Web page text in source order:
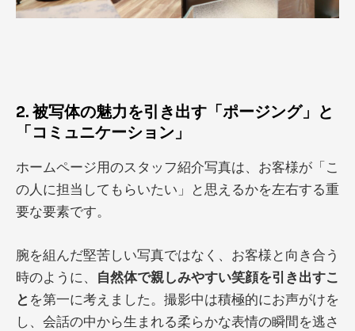
2. 被写体の魅力を引き出す「ポージング」と
「コミュニケーション」
ホームページ用のスタッフ紹介写真は、お客様が「こ
の人に担当してもらいたい」と思えるかを左右する重
要な要素です。
腕を組んだ堅苦しい写真ではなく、お客様と向き合う
時のように、 自然体で親しみやすい笑顔を引き出すこ
と を第一に考えました。撮影中は積極的にお声がけを
し、会話の中から生まれる柔らかな表情の瞬間を逃さ